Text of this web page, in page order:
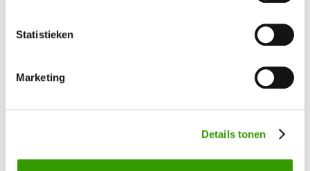
Statistieken
Marketing
Details tonen
Naam
Telefoonnummer